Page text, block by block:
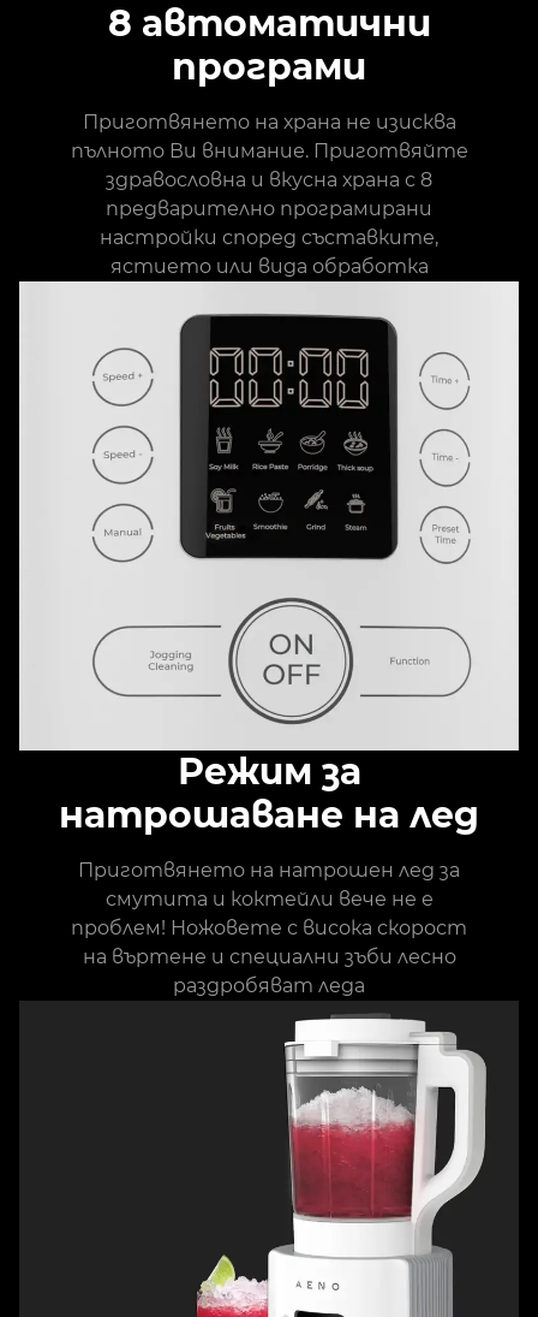
8 автоматични
програми
Приготвянето на храна не изисква
пълното Ви внимание. Приготвяйте
здравословна и вкусна храна с 8
предварително програмирани
настройки според съставките,
ястието или вида обработка
Режим за
натрошаване на лед
Приготвянето на натрошен лед за
смутита и коктейли вече не е
проблем! Ножовете с висока скорост
на въртене и специални зъби лесно
раздробяват леда